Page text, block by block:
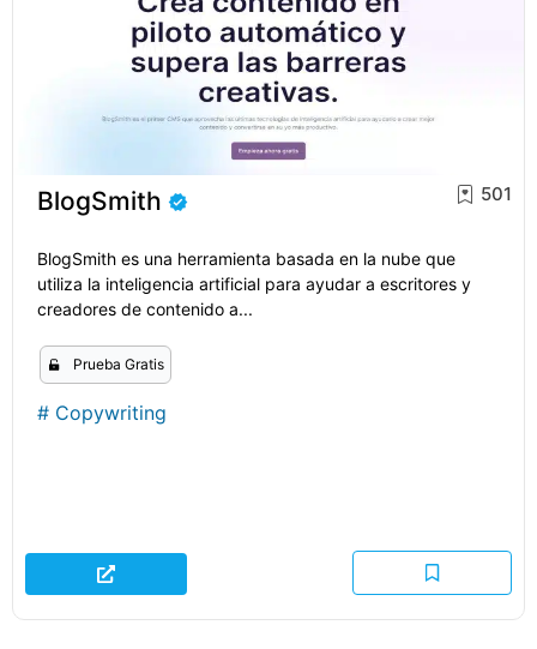
BlogSmith 501
BlogSmith es una herramienta basada en la nube que
utiliza la inteligencia artificial para ayudar a escritores y
creadores de contenido a...
Prueba Gratis
# Copywriting